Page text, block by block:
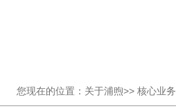
您现在的位置：关于浦煦>> 核心业务